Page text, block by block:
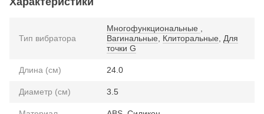
Тип вибратора
Многофункциональные
Вагинальные
Клиторальные
Для
точки G
Длина (см) 24.0
Диаметр (см) 3.5